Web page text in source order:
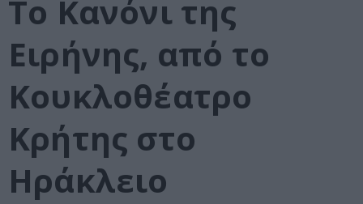
Το Κανόνι της
Ειρήνης, από το
Κουκλοθέατρο
Κρήτης στο
Ηράκλειο